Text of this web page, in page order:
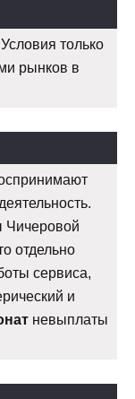
только
рынков в
Чичеровой
отдельно
сервиса,
и
невыплаты